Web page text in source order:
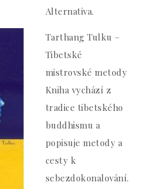
Alternativa.
Tarthang Tulku –
Tibetské
mistrovské metody
Kniha vychází z
tradice tibetského
buddhismu a
popisuje metody a
cesty k
sebezdokonalování.